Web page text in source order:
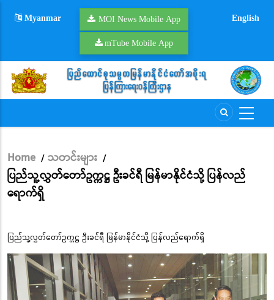
Myanmar MOI News Mobile App
mTube Mobile App
English
Breadcrumb
Home / သတင်းများ /
ပြည်သူ့လွှတ်တော်ဥက္ကဋ္ဌ ဦးခင်ရီ မြန်မာနိုင်ငံသို့ ပြန်လည်
ရောက်ရှိ
ပြည်သူ့လွှတ်တော်ဥက္ကဋ္ဌ ဦးခင်ရီ မြန်မာနိုင်ငံသို့ ပြန်လည်ရောက်ရှိ